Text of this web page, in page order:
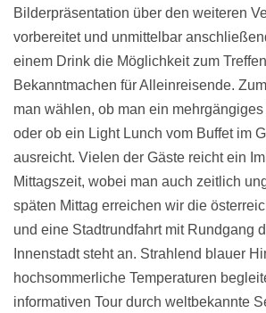
Bilderpräsentation über den weiteren
vorbereitet und unmittelbar
einem Drink die Möglichkeit zum
Bekanntmachen für Alleinreisende.
man wählen, ob man ein
oder ob ein Light Lunch vom Buffet im
ausreicht. Vielen der Gäste reicht ein
Mittagszeit, wobei man auch zeitlich
späten Mittag erreichen wir die
und eine Stadtrundfahrt mit Rundgang
Innenstadt steht an. Strahlend blauer
hochsommerliche Temperaturen
informativen Tour durch weltbekannte